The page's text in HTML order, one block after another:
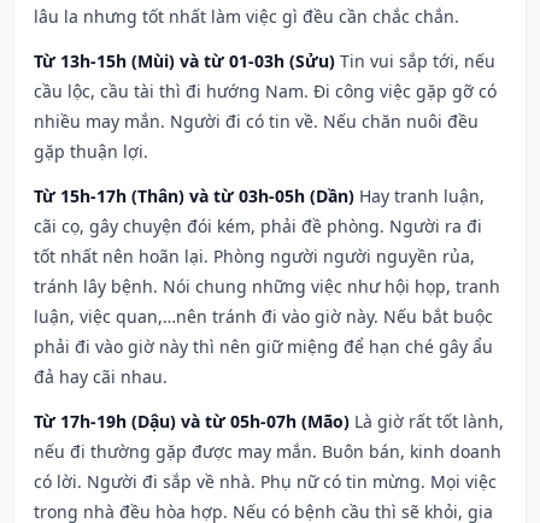
lâu la nhưng tốt nhất làm việc gì đều cần chắc chắn.
Từ 13h-15h (Mùi) và từ 01-03h (Sửu) Tin vui sắp tới, nếu
cầu lộc, cầu tài thì đi hướng Nam. Đi công việc gặp gỡ có
nhiều may mắn. Người đi có tin về. Nếu chăn nuôi đều
gặp thuận lợi.
Từ 15h-17h (Thân) và từ 03h-05h (Dần) Hay tranh luận,
cãi cọ, gây chuyện đói kém, phải đề phòng. Người ra đi
tốt nhất nên hoãn lại. Phòng người người nguyền rủa,
tránh lây bệnh. Nói chung những việc như hội họp, tranh
luận, việc quan,…nên tránh đi vào giờ này. Nếu bắt buộc
phải đi vào giờ này thì nên giữ miệng để hạn ché gây ẩu
đả hay cãi nhau.
Từ 17h-19h (Dậu) và từ 05h-07h (Mão) Là giờ rất tốt lành,
nếu đi thường gặp được may mắn. Buôn bán, kinh doanh
có lời. Người đi sắp về nhà. Phụ nữ có tin mừng. Mọi việc
trong nhà đều hòa hợp. Nếu có bệnh cầu thì sẽ khỏi, gia